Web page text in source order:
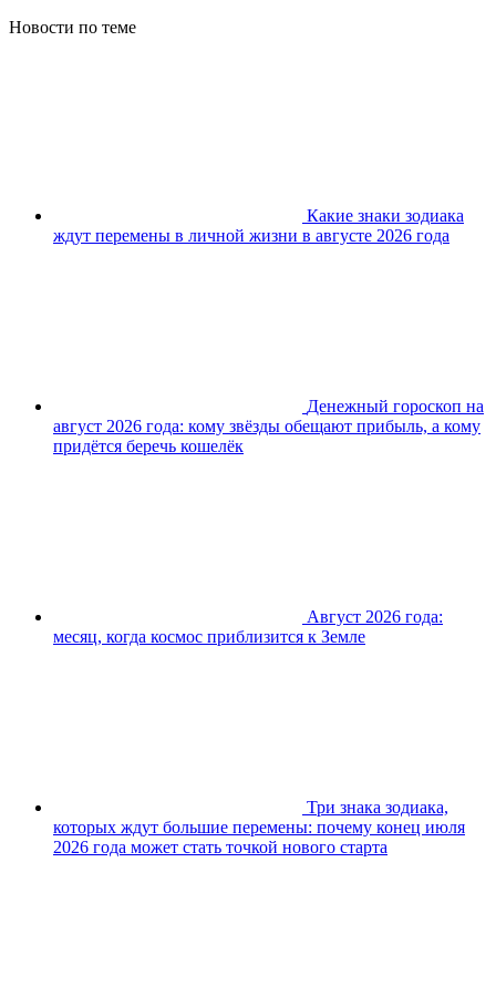
Новости по теме
Какие знаки зодиака
ждут перемены в личной жизни в августе 2026 года
Денежный гороскоп на
август 2026 года: кому звёзды обещают прибыль, а кому
придётся беречь кошелёк
Август 2026 года:
месяц, когда космос приблизится к Земле
Три знака зодиака,
которых ждут большие перемены: почему конец июля
2026 года может стать точкой нового старта